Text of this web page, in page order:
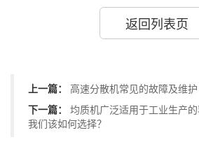
返回列表页
上一篇：
高速分散机常见的故障及维护
下一篇：
均质机广泛适用于工业生产的
我们该如何选择？